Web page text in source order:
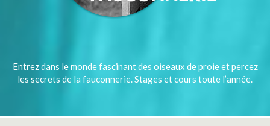
Entrez dans le monde fascinant des oiseaux de proie et percez
les secrets de la fauconnerie. Stages et cours toute l’année.